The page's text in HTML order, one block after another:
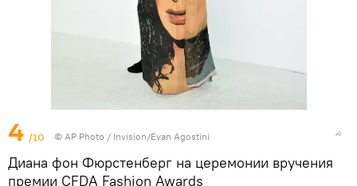
4 /10 © AP Photo / Invision/Evan Agostini
Диана фон Фюрстенберг на церемонии вручения
премии CFDA Fashion Awards